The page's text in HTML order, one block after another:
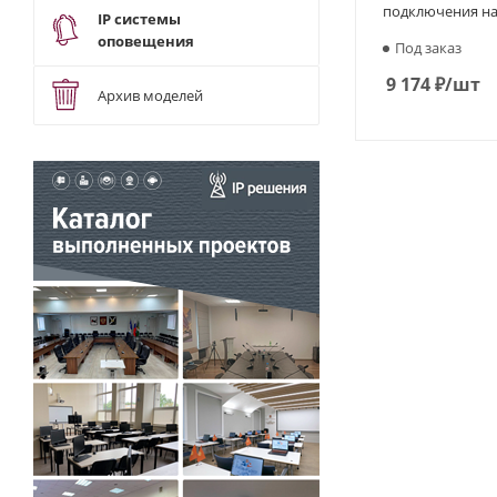
подключения
Под заказ
9 174₽/шт
IP системы
оповещения
Архив моделей